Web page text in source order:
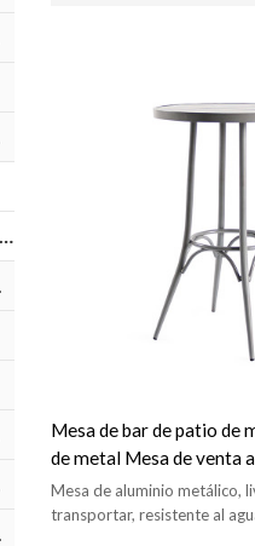
Mesa de bar de patio de
de metal Mesa de venta
bar restaurante
Mesa de aluminio metálico,
transportar, resistente al